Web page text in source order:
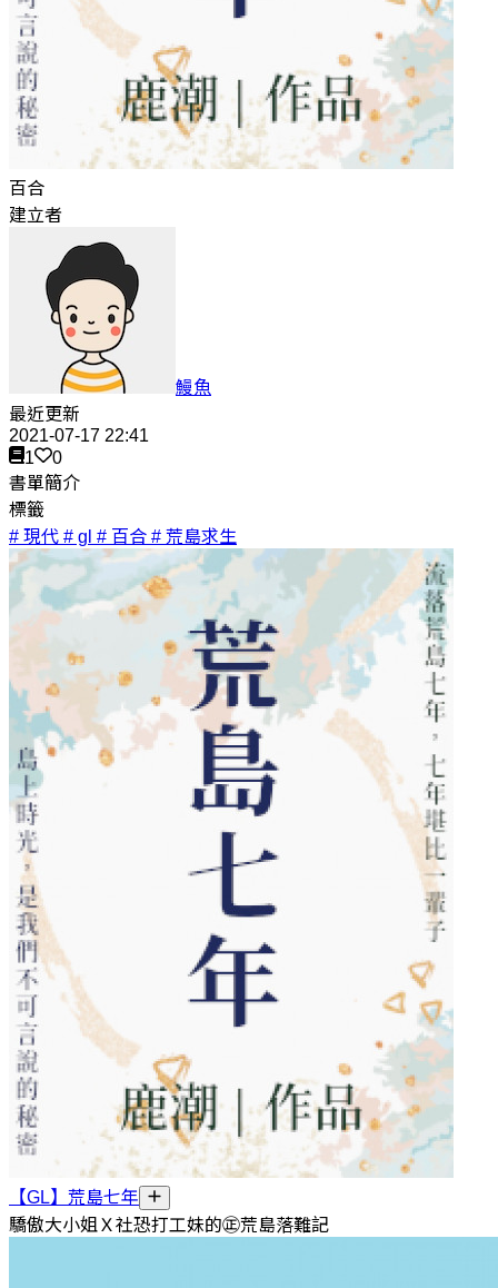
百合
建立者
鰻魚
最近更新
2021-07-17 22:41
1
0
書單簡介
標籤
# 現代 # gl # 百合 # 荒島求生
【GL】荒島七年
驕傲大小姐Ｘ社恐打工妹的㊣荒島落難記